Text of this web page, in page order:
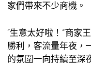
家們帶來不少商機。
“生意太好啦！”商家
勝利，客流量年夜，
的氛圍一向持續至深